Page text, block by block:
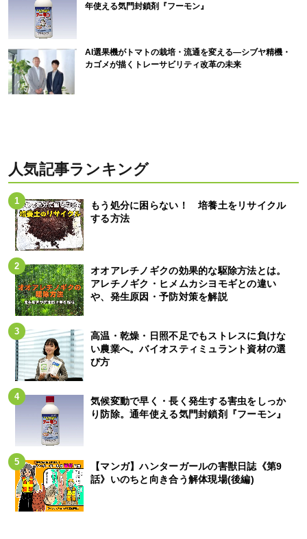
年使える気門封鎖剤『フーモン』
AI選果機がトマトの栽培・流通を変える―シブヤ精機・
カゴメが描くトレーサビリティ改革の未来
人気記事ランキング
もう処分に困らない！ 培養土をリサイクル
する方法
オオアレチノギクの効果的な駆除方法とは。
アレチノギク・ヒメムカシヨモギとの違い
や、発生原因・予防対策を解説
高温・乾燥・日照不足でもストレスに負けな
い農業へ。バイオスティミュラント資材の選
び方
気候変動で早く・長く発生する害虫をしっか
り防除。通年使える気門封鎖剤『フーモン』
【マンガ】ハンターガールの害獣日誌《第9
話》いのちと向き合う解体現場(後編)